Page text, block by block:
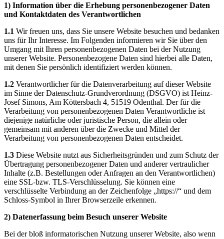
1) Information über die Erhebung personenbezogener Daten
und Kontaktdaten des Verantwortlichen
1.1 Wir freuen uns, dass Sie unsere Website besuchen und bedanken
uns für Ihr Interesse. Im Folgenden informieren wir Sie über den
Umgang mit Ihren personenbezogenen Daten bei der Nutzung
unserer Website. Personenbezogene Daten sind hierbei alle Daten,
mit denen Sie persönlich identifiziert werden können.
1.2 Verantwortlicher für die Datenverarbeitung auf dieser Website
im Sinne der Datenschutz-Grundverordnung (DSGVO) ist Heinz-
Josef Simons, Am Köttersbach 4, 51519 Odenthal. Der für die
Verarbeitung von personenbezogenen Daten Verantwortliche ist
diejenige natürliche oder juristische Person, die allein oder
gemeinsam mit anderen über die Zwecke und Mittel der
Verarbeitung von personenbezogenen Daten entscheidet.
1.3 Diese Website nutzt aus Sicherheitsgründen und zum Schutz der
Übertragung personenbezogener Daten und anderer vertraulicher
Inhalte (z.B. Bestellungen oder Anfragen an den Verantwortlichen)
eine SSL-bzw. TLS-Verschlüsselung. Sie können eine
verschlüsselte Verbindung an der Zeichenfolge „https://“ und dem
Schloss-Symbol in Ihrer Browserzeile erkennen.
2) Datenerfassung beim Besuch unserer Website
Bei der bloß informatorischen Nutzung unserer Website, also wenn